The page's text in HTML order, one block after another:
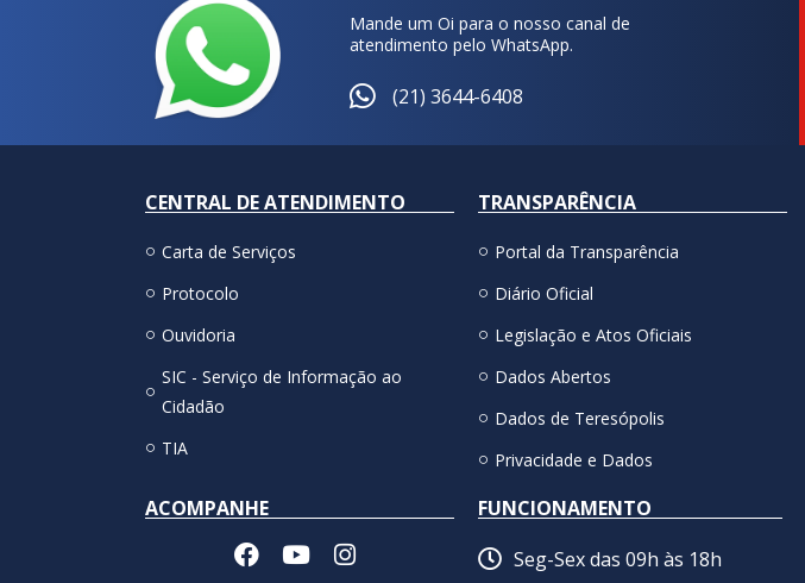
Mande um Oi para o nosso canal de
atendimento pelo WhatsApp.
(21) 3644-6408
CENTRAL DE ATENDIMENTO
Carta de Serviços
Protocolo
Ouvidoria
SIC - Serviço de Informação ao
Cidadão
TIA
TRANSPARÊNCIA
Portal da Transparência
Diário Oficial
Legislação e Atos Oficiais
Dados Abertos
Dados de Teresópolis
Privacidade e Dados
ACOMPANHE
FUNCIONAMENTO
Seg-Sex das 09h às 18h